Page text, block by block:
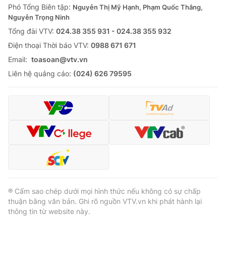
Phó Tổng Biên tập: Nguyễn Thị Mỹ Hạnh, Phạm Quốc Thắng,
Nguyễn Trọng Ninh
Tổng đài VTV: 024.38 355 931 - 024.38 355 932
Ðiện thoại Thời báo VTV: 0988 671 671
Email: toasoan@vtv.vn
Liên hệ quảng cáo: (024) 626 79595
® Cấm sao chép dưới mọi hình thức nếu không có sự chấp
thuận bằng văn bản. Ghi rõ nguồn VTV.vn khi phát hành lại
thông tin từ website này.